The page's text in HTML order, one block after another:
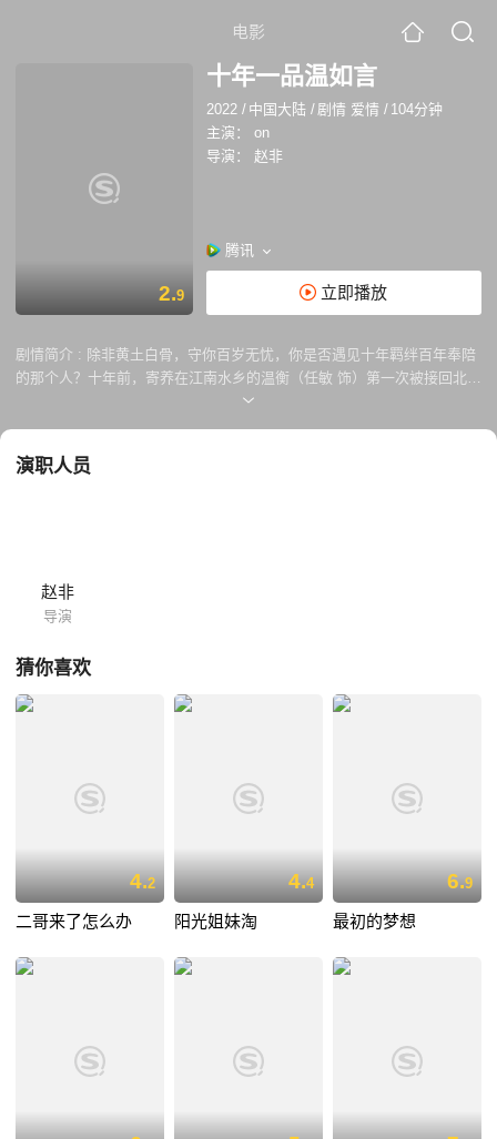
电影
2.9
十年一品温如言
2022 / 中国大陆 /剧情 爱情 / 104分钟
主演：
on
导演：
赵非
腾讯
立即播放
剧情简介 : 除非黄土白骨，守你百岁无忧，你是否遇见十年羁绊百年奉陪
的那个人？十年前，寄养在江南水乡的温衡（任敏 饰）第一次被接回北方
温家，命运的安排让她遇见了言希（丁禹兮 饰），这一遇见，便是十年纠
起”。十年后的重逢，伴随着亲朋好友的陪伴与见证，似乎是命运的轮回，
演职人员
赵非
导演
猜你喜欢
4.2
二哥来了怎么办
4.4
阳光姐妹淘
6.9
最初的梦想